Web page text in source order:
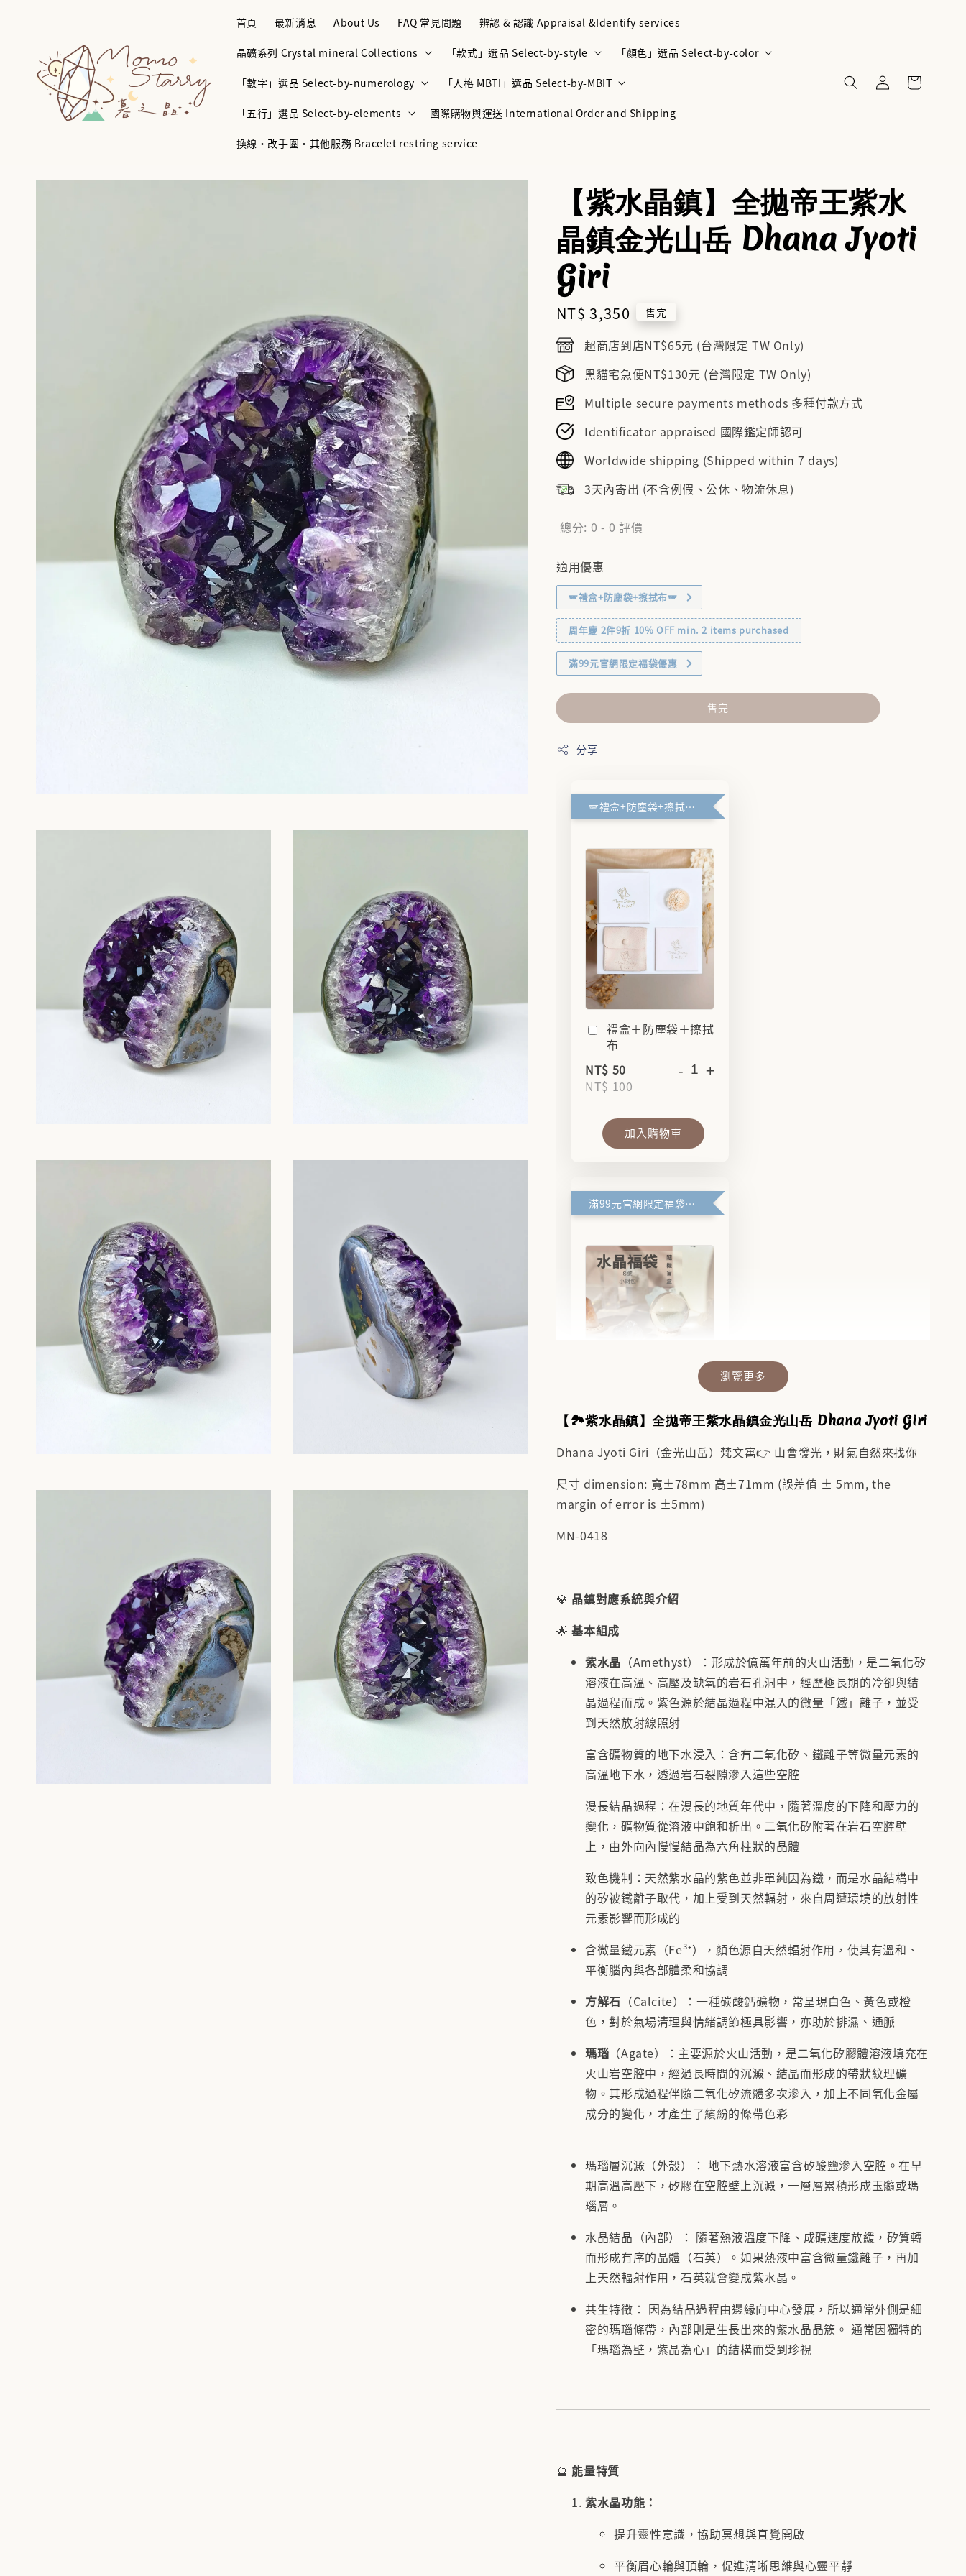
首頁 最新消息 About Us FAQ 常見問題 辨認 & 認識 Appraisal &Identify services
晶礦系列 Crystal mineral Collections 「款式」選品 Select-by-style 「顏色」選品 Select-by-color
「數字」選品 Select-by-numerology 「人格 MBTI」選品 Select-by-MBIT
「五行」選品 Select-by-elements 國際購物與運送 International Order and Shipping
換線・改手圍・其他服務 Bracelet restring service
【紫水晶鎮】全拋帝王紫水
晶鎮金光山岳 Dhana Jyoti
Giri
Regular
price
NT$ 3,350 售完
超商店到店NT$65元 (台灣限定 TW Only)
黑貓宅急便NT$130元 (台灣限定 TW Only)
Multiple secure payments methods 多種付款方式
Identificator appraised 國際鑑定師認可
Worldwide shipping (Shipped within 7 days)
3天內寄出 (不含例假、公休、物流休息)
總分: 0 - 0 評價
適用優惠
🪽禮盒+防塵袋+擦拭布🪽
周年慶 2件9折 10% OFF min. 2 items purchased
滿99元官網限定福袋優惠
售完
分享
🪽禮盒+防塵袋+擦拭布🪽
禮盒＋防塵袋＋擦拭
布
NT$ 50
NT$ 100
- +
加入購物車
滿99元官網限定福袋優惠
水晶福袋幫你翻盤💎
NT$ 388
NT$ 488
- +
瀏覽更多
【🏞️紫水晶鎮】全拋帝王紫水晶鎮金光山岳 Dhana Jyoti Giri
Dhana Jyoti Giri（金光山岳）梵文寓👉 山會發光，財氣自然來找你
尺寸 dimension: 寬±78mm 高±71mm (誤差值 ± 5mm, the
margin of error is ±5mm)
MN-0418
💎 晶鎮對應系統與介紹
🌟基本組成
紫水晶 （Amethyst）：形成於億萬年前的火山活動，是二氧化矽
溶液在高溫、高壓及缺氧的岩石孔洞中，經歷極長期的冷卻與結
晶過程而成。紫色源於結晶過程中混入的微量「鐵」離子，並受
到天然放射線照射
富含礦物質的地下水浸入：含有二氧化矽、鐵離子等微量元素的
高溫地下水，透過岩石裂隙滲入這些空腔
漫長結晶過程：在漫長的地質年代中，隨著溫度的下降和壓力的
變化，礦物質從溶液中飽和析出。二氧化矽附著在岩石空腔壁
上，由外向內慢慢結晶為六角柱狀的晶體
致色機制：天然紫水晶的紫色並非單純因為鐵，而是水晶結構中
的矽被鐵離子取代，加上受到天然輻射，來自周遭環境的放射性
元素影響而形成的
含微量鐵元素（Fe³⁺），顏色源自天然輻射作用，使其有溫和、
平衡腦內與各部體柔和協調
方解石 （Calcite）：一種碳酸鈣礦物，常呈現白色、黃色或橙
色，對於氣場清理與情緒調節極具影響，亦助於排濕、通脈
瑪瑙 （Agate）：主要源於火山活動，是二氧化矽膠體溶液填充在
火山岩空腔中，經過長時間的沉澱、結晶而形成的帶狀紋理礦
物。其形成過程伴隨二氧化矽流體多次滲入，加上不同氧化金屬
成分的變化，才產生了繽紛的條帶色彩
瑪瑙層沉澱（外殼）： 地下熱水溶液富含矽酸鹽滲入空腔。在早
期高溫高壓下，矽膠在空腔壁上沉澱，一層層累積形成玉髓或瑪
瑙層。
水晶結晶（內部）： 隨著熱液溫度下降、成礦速度放緩，矽質轉
而形成有序的晶體（石英）。如果熱液中富含微量鐵離子，再加
上天然輻射作用，石英就會變成紫水晶。
共生特徵： 因為結晶過程由邊緣向中心發展，所以通常外側是細
密的瑪瑙條帶，內部則是生長出來的紫水晶晶簇。 通常因獨特的
「瑪瑙為壁，紫晶為心」的結構而受到珍視
🔮 能量特質
紫水晶功能：
提升靈性意識，協助冥想與直覺開啟
平衡眉心輪與頂輪，促進清晰思維與心靈平靜